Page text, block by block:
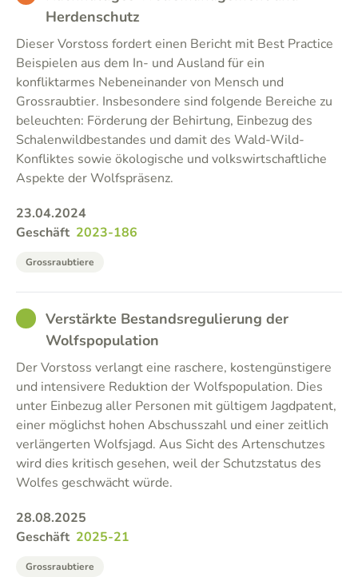
Herdenschutz
Dieser Vorstoss fordert einen Bericht mit Best Practice
Beispielen aus dem In- und Ausland für ein
konfliktarmes Nebeneinander von Mensch und
Grossraubtier. Insbesondere sind folgende Bereiche zu
beleuchten: Förderung der Behirtung, Einbezug des
Schalenwildbestandes und damit des Wald-Wild-
Konfliktes sowie ökologische und volkswirtschaftliche
Aspekte der Wolfspräsenz.
23.04.2024
Geschäft 2023-186
Grossraubtiere
GOODVerstärkte Bestandsregulierung der
Wolfspopulation
Der Vorstoss verlangt eine raschere, kostengünstigere
und intensivere Reduktion der Wolfspopulation. Dies
unter Einbezug aller Personen mit gültigem Jagdpatent,
einer möglichst hohen Abschusszahl und einer zeitlich
verlängerten Wolfsjagd. Aus Sicht des Artenschutzes
wird dies kritisch gesehen, weil der Schutzstatus des
Wolfes geschwächt würde.
28.08.2025
Geschäft 2025-21
Grossraubtiere